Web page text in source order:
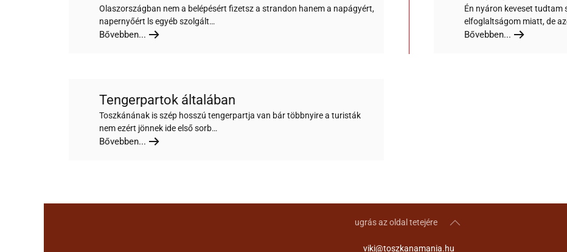
Olaszországban nem a belépésért fizetsz a strandon hanem a napágyért,
napernyőért ls egyéb szolgált…
Bővebben...
Én nyáron keveset
elfoglaltságom miatt, de
Bővebben...
Tengerpartok általában
Toszkánának is szép hosszú tengerpartja van bár többnyire a turisták
nem ezért jönnek ide első sorb…
Bővebben...
ugrás az oldal tetejére
viki@toszkanamania.hu